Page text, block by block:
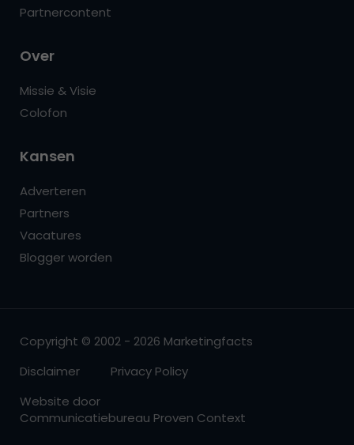
Partnercontent
Over
Missie & Visie
Colofon
Kansen
Adverteren
Partners
Vacatures
Blogger worden
Copyright © 2002 - 2026 Marketingfacts
Disclaimer
Privacy Policy
Website door
Communicatiebureau Proven Context